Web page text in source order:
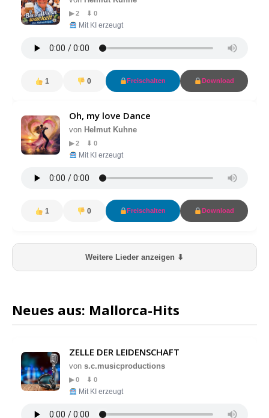
▶ 2 ⬇ 0
Mit KI erzeugt
1 0 Freischalten Download
Oh, my love Dance
von Helmut Kuhne
▶ 2 ⬇ 0
Mit KI erzeugt
1 0 Freischalten Download
Weitere Lieder anzeigen ⬇
Neues aus: Mallorca-Hits
ZELLE DER LEIDENSCHAFT
von s.c.musicproductions
▶ 0 ⬇ 0
Mit KI erzeugt